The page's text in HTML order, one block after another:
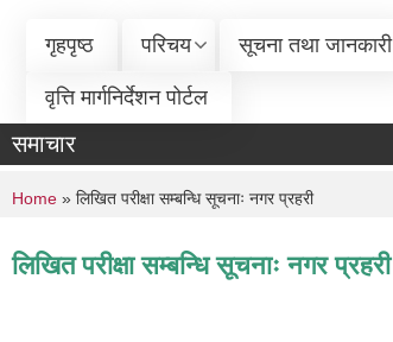
गृहपृष्ठ परिचय सूचना तथा जानकारी
वृत्ति मार्गनिर्देशन पोर्टल
समाचार
You are here
Home » लिखित परीक्षा सम्बन्धि सूचनाः नगर प्रहरी
लिखित परीक्षा सम्बन्धि सूचनाः नगर प्रहरी